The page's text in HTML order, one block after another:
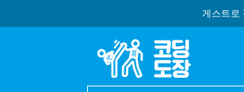
게스트로